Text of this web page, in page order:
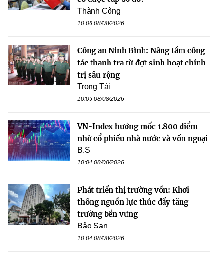
Thành Công
10:06 08/08/2026
Công an Ninh Bình: Nâng tầm công
tác thanh tra từ đợt sinh hoạt chính
trị sâu rộng
Trọng Tài
10:05 08/08/2026
VN-Index hướng mốc 1.800 điểm
nhờ cổ phiếu nhà nước và vốn ngoại
B.S
10:04 08/08/2026
Phát triển thị trường vốn: Khơi
thông nguồn lực thúc đẩy tăng
trưởng bền vững
Bảo San
10:04 08/08/2026